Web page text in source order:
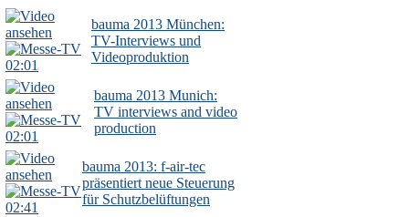
02:01
bauma 2013 München:
TV-Interviews und
Videoproduktion
02:01
bauma 2013 Munich:
TV interviews and video
production
02:41
bauma 2013: f-air-tec
präsentiert neue Steuerung
für Schutzbelüftungen